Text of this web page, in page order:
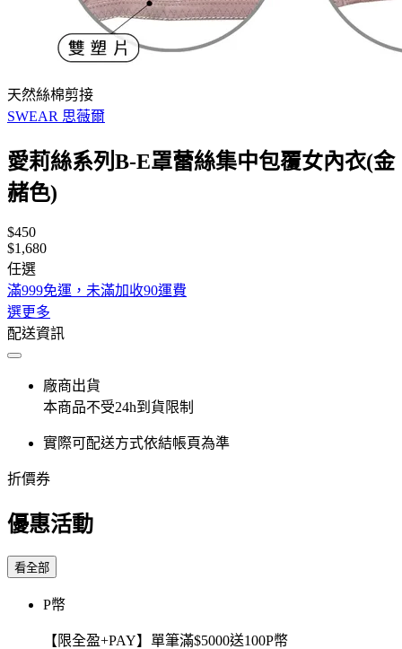
天然絲棉剪接
SWEAR 思薇爾
愛莉絲系列B-E罩蕾絲集中包覆女內衣(金
赭色)
$450
$1,680
任選
滿999免運，未滿加收90運費
選更多
配送資訊
廠商出貨
本商品不受24h到貨限制
實際可配送方式依結帳頁為準
折價券
優惠活動
看全部
P幣
【限全盈+PAY】單筆滿$5000送100P幣